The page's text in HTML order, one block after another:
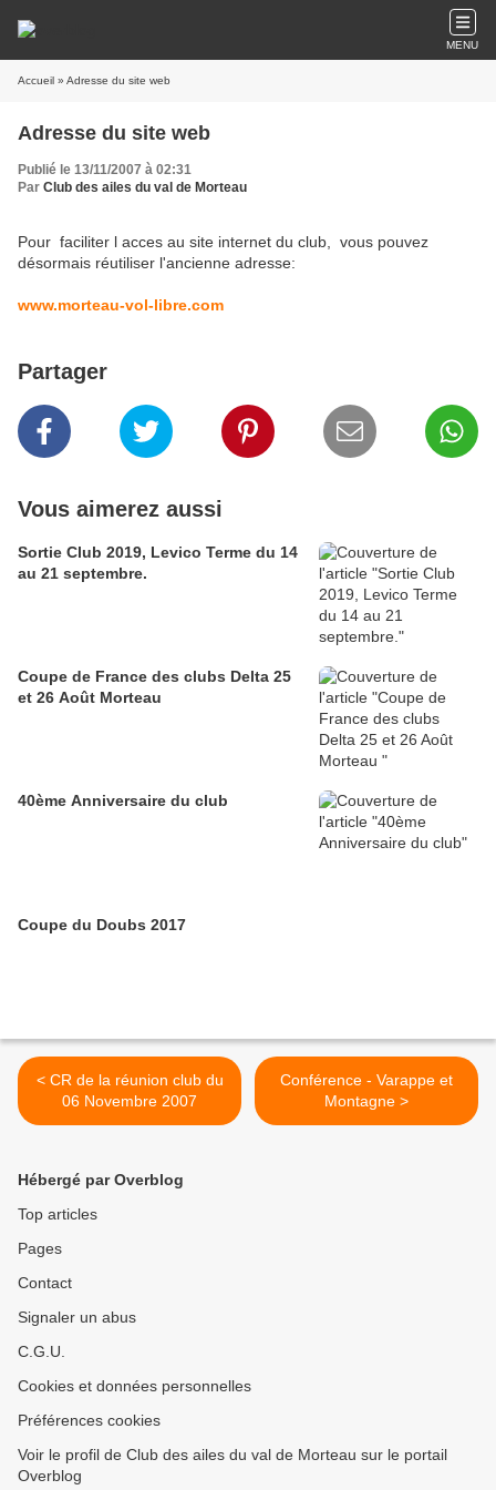
MENU
Accueil » Adresse du site web
Adresse du site web
Publié le 13/11/2007 à 02:31
Par Club des ailes du val de Morteau
Pour faciliter l acces au site internet du club, vous pouvez
désormais réutiliser l'ancienne adresse:
www.morteau-vol-libre.com
Partager
Vous aimerez aussi
Sortie Club 2019, Levico Terme du 14
au 21 septembre.
Coupe de France des clubs Delta 25
et 26 Août Morteau
40ème Anniversaire du club
Coupe du Doubs 2017
< CR de la réunion club du
06 Novembre 2007
Conférence - Varappe et
Montagne >
Hébergé par Overblog
Top articles
Pages
Contact
Signaler un abus
C.G.U.
Cookies et données personnelles
Préférences cookies
Voir le profil de Club des ailes du val de Morteau sur le portail
Overblog